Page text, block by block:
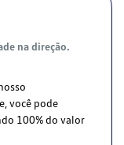
na direção.
você pode
100% do valor